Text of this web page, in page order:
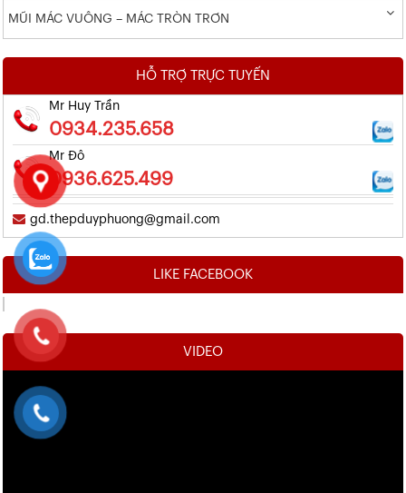
MŨI MÁC VUÔNG – MÁC TRÒN TRƠN
HỖ TRỢ TRỰC TUYẾN
Mr Huy Trần
0934.235.658
Mr Đô
0936.625.499
gd.thepduyphuong@gmail.com
LIKE FACEBOOK
VIDEO